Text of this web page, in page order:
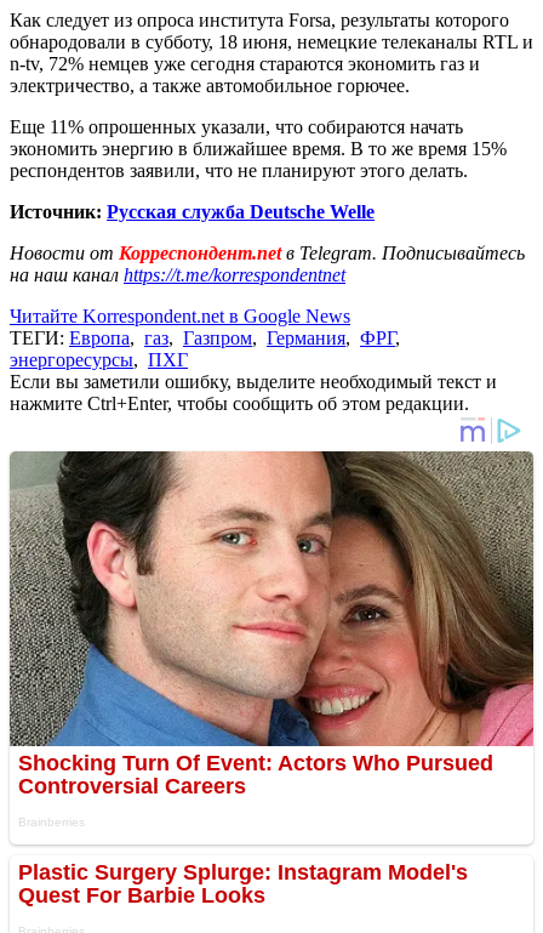
Как следует из опроса института Forsa, результаты которого
обнародовали в субботу, 18 июня, немецкие телеканалы RTL и
n-tv, 72% немцев уже сегодня стараются экономить газ и
электричество, а также автомобильное горючее.
Еще 11% опрошенных указали, что собираются начать
экономить энергию в ближайшее время. В то же время 15%
респондентов заявили, что не планируют этого делать.
Источник: Русская служба Deutsche Welle
Новости от Корреспондент.netв Telegram. Подписывайтесь
на наш канал https://t.me/korrespondentnet
Читайте Korrespondent.net в Google News
ТЕГИ: Европа, газ, Газпром, Германия, ФРГ,
энергоресурсы, ПХГ
Если вы заметили ошибку, выделите необходимый текст и
нажмите Ctrl+Enter, чтобы сообщить об этом редакции.